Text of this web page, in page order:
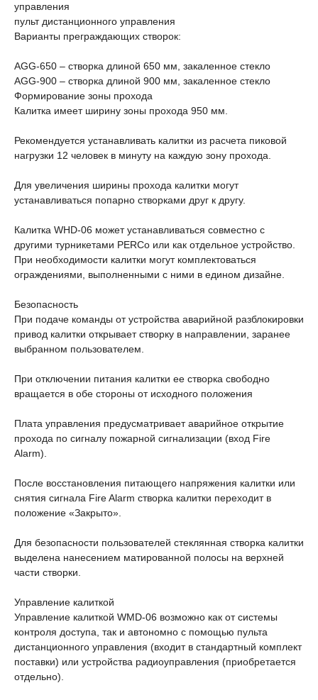
управления
пульт дистанционного управления
Варианты преграждающих створок:
AGG-650 – створка длиной 650 мм, закаленное стекло
AGG-900 – створка длиной 900 мм, закаленное стекло
Формирование зоны прохода
Калитка имеет ширину зоны прохода 950 мм.
Рекомендуется устанавливать калитки из расчета пиковой
нагрузки 12 человек в минуту на каждую зону прохода.
Для увеличения ширины прохода калитки могут
устанавливаться попарно створками друг к другу.
Калитка WHD-06 может устанавливаться совместно с
другими турникетами PERCo или как отдельное устройство.
При необходимости калитки могут комплектоваться
ограждениями, выполненными с ними в едином дизайне.
Безопасность
При подаче команды от устройства аварийной разблокировки
привод калитки открывает створку в направлении, заранее
выбранном пользователем.
При отключении питания калитки ее створка свободно
вращается в обе стороны от исходного положения
Плата управления предусматривает аварийное открытие
прохода по сигналу пожарной сигнализации (вход Fire
Alarm).
После восстановления питающего напряжения калитки или
снятия сигнала Fire Alarm створка калитки переходит в
положение «Закрыто».
Для безопасности пользователей стеклянная створка калитки
выделена нанесением матированной полосы на верхней
части створки.
Управление калиткой
Управление калиткой WMD-06 возможно как от системы
контроля доступа, так и автономно с помощью пульта
дистанционного управления (входит в стандартный комплект
поставки) или устройства радиоуправления (приобретается
отдельно).